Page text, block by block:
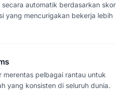
secara automatik berdasarkan skor
yang mencurigakan bekerja lebih
merentas pelbagai rantau untuk
yang konsisten di seluruh dunia.